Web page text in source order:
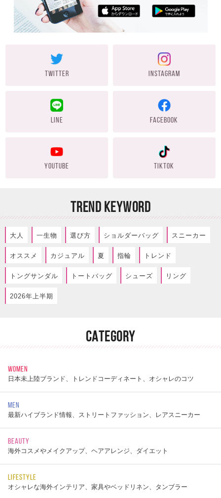
TWITTER INSTAGRAM
LINE FACEBOOK
YOUTUBE TIKTOK
TREND KEYWORD
大人 一生物 選び方 ショルダーバッグ スニーカー
オススメ カジュアル 夏 指輪 トレンド
トングサンダル トートバッグ シューズ リング
2026年上半期
CATEGORY
WOMEN
日本未上陸ブランド、トレンドコーディネート、オシャレのコツ
MEN
最新ハイブランド情報、ストリートファッション、レアスニーカー
BEAUTY
海外コスメやメイクアップ、ヘアアレンジ、ダイエット
LIFESTYLE
オシャレな海外インテリア、家具やベッドリネン、タンブラー